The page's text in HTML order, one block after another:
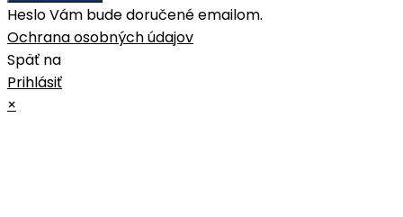
Heslo Vám bude doručené emailom.
Ochrana osobných údajov
Späť na
Prihlásiť
×